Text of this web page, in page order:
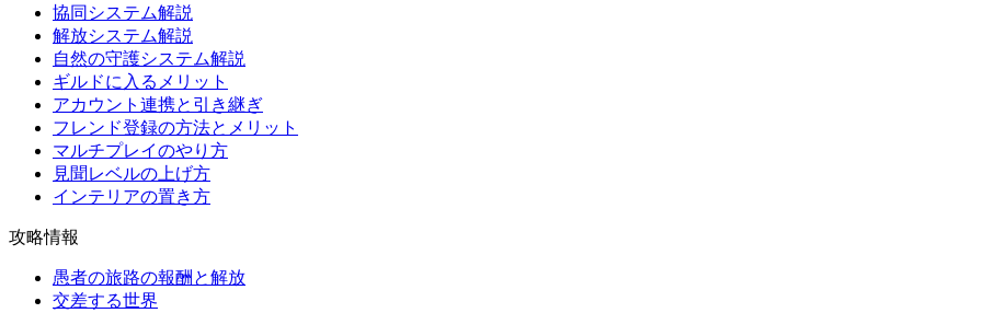
協同システム解説
解放システム解説
自然の守護システム解説
ギルドに入るメリット
アカウント連携と引き継ぎ
フレンド登録の方法とメリット
マルチプレイのやり方
見聞レベルの上げ方
インテリアの置き方
攻略情報
愚者の旅路の報酬と解放
交差する世界